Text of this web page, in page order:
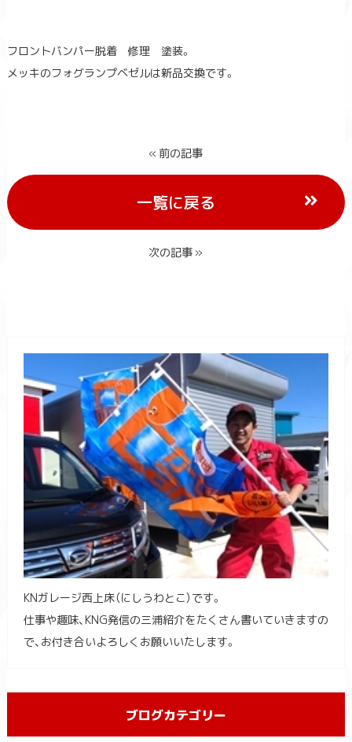
フロントバンパー脱着 修理 塗装。
メッキのフォグランプベゼルは新品交換です。
« 前の記事
一覧に戻る
次の記事 »
KNガレージ西上床（にしうわとこ）です。
仕事や趣味、KNG発信の三浦紹介をたくさん書いていきますの
で、お付き合いよろしくお願いいたします。
ブログカテゴリー